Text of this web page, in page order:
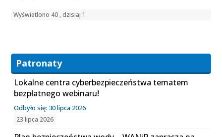
Wyświetlono 40 , dzisiaj 1
Patronaty
Lokalne centra cyberbezpieczeństwa tematem
bezpłatnego webinaru!
Odbyło się: 30 lipca 2026
23 lipca 2026